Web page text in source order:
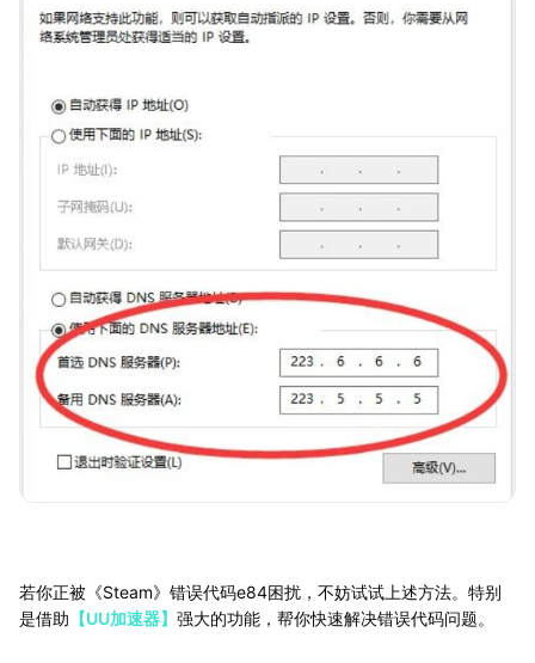
若你正被《Steam》错误代码e84困扰，不妨试试上述方法。特别
是借助 【UU加速器】 强大的功能，帮你快速解决错误代码问题。